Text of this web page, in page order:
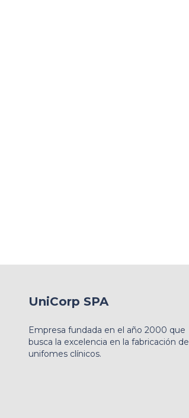
UniCorp SPA
Empresa fundada en el año 2000 que
busca la excelencia en la fabricación de
unifomes clínicos.